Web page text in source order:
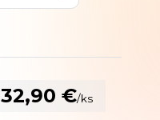
32,90 €/ks